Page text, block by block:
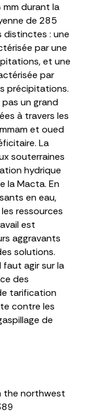
durant la
de 285
distinctes : une
par une
et une
par
précipitations.
un grand
à travers les
et oued
La
souterraines
hydrique
la Macta. En
en eau,
ressources
est
aggravants
solutions.
faut agir sur la
des
tarification
contre les
de
the northwest